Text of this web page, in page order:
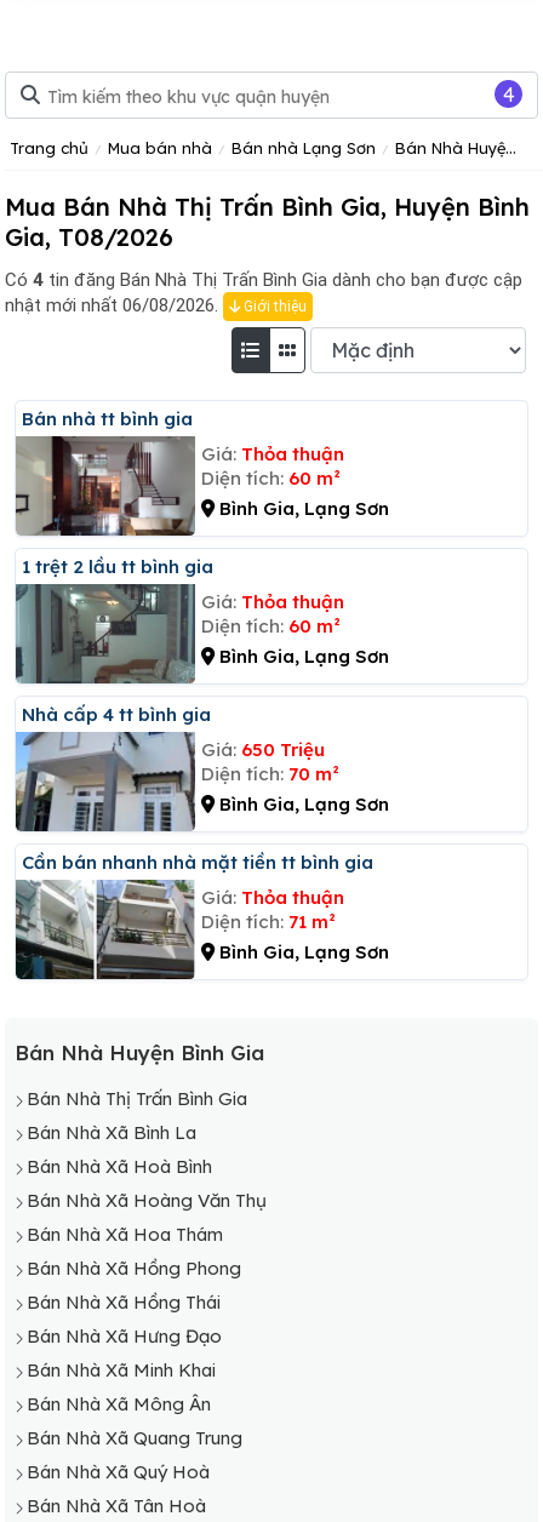
Trang chủ Mua bán nhà Bán nhà Lạng Sơn Bán Nhà Huyện Bình Gia
Mua Bán Nhà Thị Trấn Bình Gia, Huyện Bình
Gia, T08/2026
Có 4 tin đăng Bán Nhà Thị Trấn Bình Gia dành cho bạn được cập
nhật mới nhất 06/08/2026.
Giới thiệu
Bán nhà tt bình gia
Giá: Thỏa thuận
Diện tích: 60 m²
Bình Gia, Lạng Sơn
1 trệt 2 lầu tt bình gia
Giá: Thỏa thuận
Diện tích: 60 m²
Bình Gia, Lạng Sơn
Nhà cấp 4 tt bình gia
Giá: 650 Triệu
Diện tích: 70 m²
Bình Gia, Lạng Sơn
Cần bán nhanh nhà mặt tiền tt bình gia
Giá: Thỏa thuận
Diện tích: 71 m²
Bình Gia, Lạng Sơn
Bán Nhà Huyện Bình Gia
Bán Nhà Thị Trấn Bình Gia
Bán Nhà Xã Bình La
Bán Nhà Xã Hoà Bình
Bán Nhà Xã Hoàng Văn Thụ
Bán Nhà Xã Hoa Thám
Bán Nhà Xã Hồng Phong
Bán Nhà Xã Hồng Thái
Bán Nhà Xã Hưng Đạo
Bán Nhà Xã Minh Khai
Bán Nhà Xã Mông Ân
Bán Nhà Xã Quang Trung
Bán Nhà Xã Quý Hoà
Bán Nhà Xã Tân Hoà
4